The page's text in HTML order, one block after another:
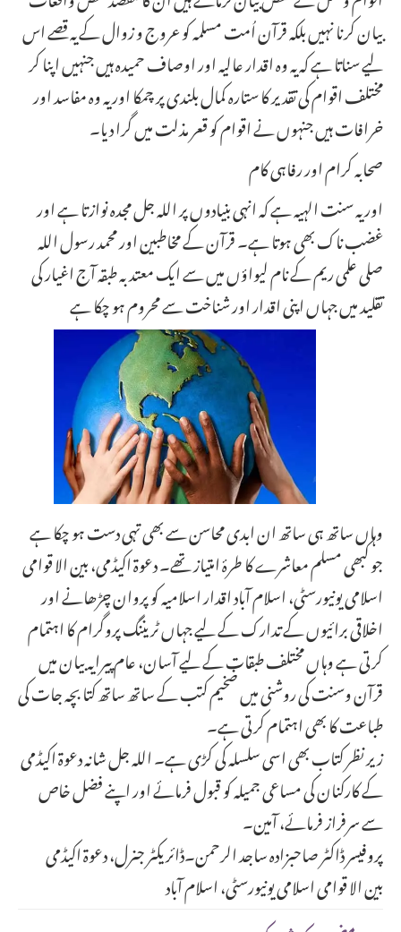
بیان کرنا نہیں بلکہ قرآن اُمت مسلمہ کو عروج و زوال کے یہ قصے اس
لیے سناتا ہے کہ یہ وہ اقدار عالیہ اور اوصاف حمیدہ ہیں جنہیں اپنا کر
مختلف اقوام کی تقدیر کا ستارہ کمال بلندی پر چمکا اور یہ وہ مفاسد اور
خرافات ہیں جنہوں نے اقوام کو قعر مذلت میں گرا دیا۔
صحابہ کرام اور رفاہی کام
اور یہ سنت الہیہ ہے کہ انہی بنیادوں پر اللہ جل مجدہ نوازتا ہے اور
غضب ناک بھی ہوتا ہے۔ قرآن کے مخاطبین اور محمد رسول اللہ
صلی علمی ریم کے نام لیواؤں میں سے ایک معتدبہ طبقہ آج اغیار کی
تقلید میں جہاں اپنی اقدار اور شناخت سے محروم ہو چکا ہے
وہاں ساتھ ہی ساتھ ان ابدی محاسن سے بھی تہی دست ہو چکا ہے
جو کبھی مسلم معاشرے کا طرۂ امتیاز تھے۔ دعوۃ اکیڈمی، بین الا قوامی
اسلامی یونیورسٹی، اسلام آباد اقدار اسلامیہ کو پروان چڑھانے اور
اخلاقی برائیوں کے تدارک کے لیے جہاں ٹریننگ پروگرام کا اہتمام
کرتی ہے وہاں مختلف طبقات کے لیے آسان، عام پیرایہ بیان میں
قرآن وسنت کی روشنی میں ضخیم کتب کے ساتھ ساتھ کتا بچہ جات کی
طباعت کا بھی اہتمام کرتی ہے۔
زیر نظر کتاب بھی اسی سلسلہ کی کڑی ہے۔ اللہ جل شانہ دعوۃ اکیڈمی
کے کارکنان کی مساعی جمیلہ کو قبول فرمائے اور اپنے فضل خاص
سے سرفراز فرمائے، آمین۔
پروفیسر ڈاکٹر صاحبزادہ ساجد الرحمن۔ڈائریکٹر جنرل، دعوۃ اکیڈمی
بین الا قوامی اسلامی یونیورسٹی، اسلام آباد